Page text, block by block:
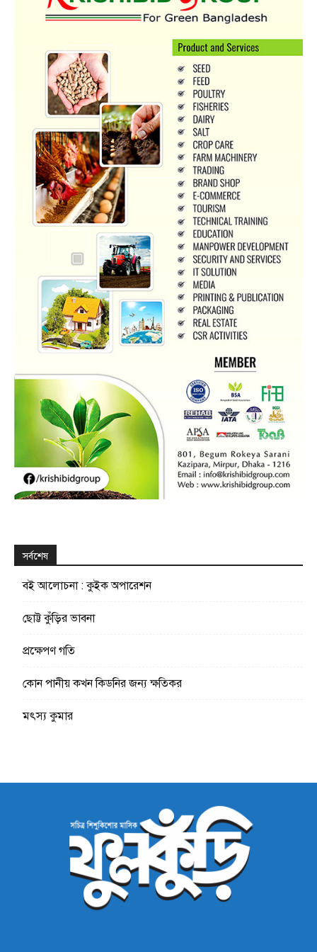
সর্বশেষ
বই আলোচনা : কুইক অপারেশন
ছোট্ট কুঁড়ির ভাবনা
প্রক্ষেপণ গতি
কোন পানীয় কখন কিডনির জন্য ক্ষতিকর
মৎস্য কুমার